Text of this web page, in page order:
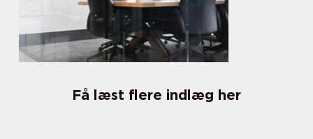
Få læst flere indlæg her